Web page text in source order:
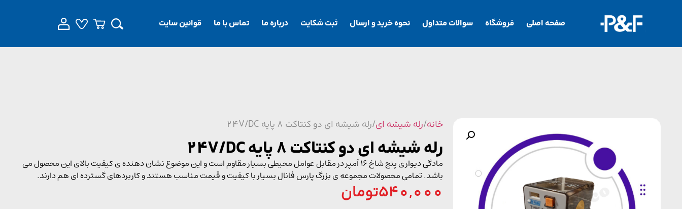
صفحه اصلی فروشگاه سوالات متداول نحوه خرید و ارسال ثبت شکایت درباره ما تماس با ما قوانین سایت
خانه/رله شیشه ای/ رله شیشه ای دو کنتاکت 8 پایه 24V/DC
رله شیشه ای دو کنتاکت 8 پایه 24V/DC
مادگی دیواری پنج شاخ 16 آمپر در مقابل عوامل محیطی بسیار مقاوم است و این موضوع نشان دهنده ی کیفیت بالای این محصول می
باشد. تمامی محصولات مجموعه ی بزرگ پارس فانال بسیار با کیفیت و قیمت مناسب هستند و کاربردهای گسترده ای هم دارند.
540,000تومان